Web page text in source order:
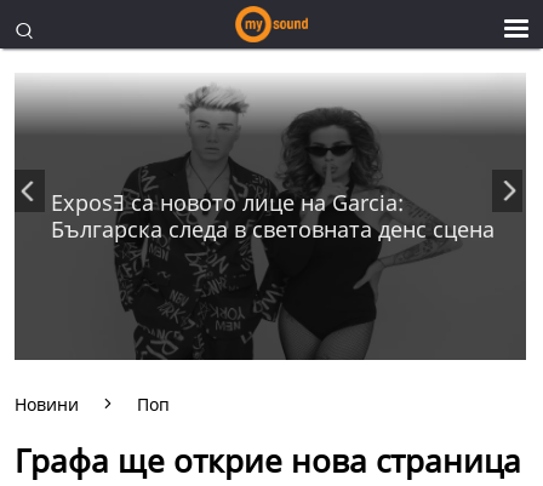
ExposƎ са новото лице на Garcia:
Българска следа в световната денс сцена
Новини Поп
Графа ще открие нова страница